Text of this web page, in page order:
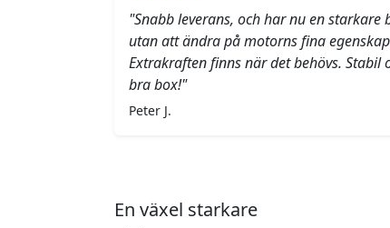
"Snabb leverans, och har nu en starkare
utan att ändra på motorns fina
Extrakraften finns när det behövs. Stabil
bra box!"
Peter J.
En växel starkare